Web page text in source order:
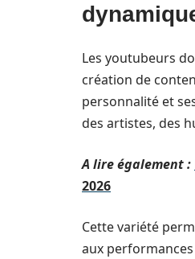
Les youtubeurs
création de
personnalité et
des artistes, des
A lire également :
2026
Cette variété
aux